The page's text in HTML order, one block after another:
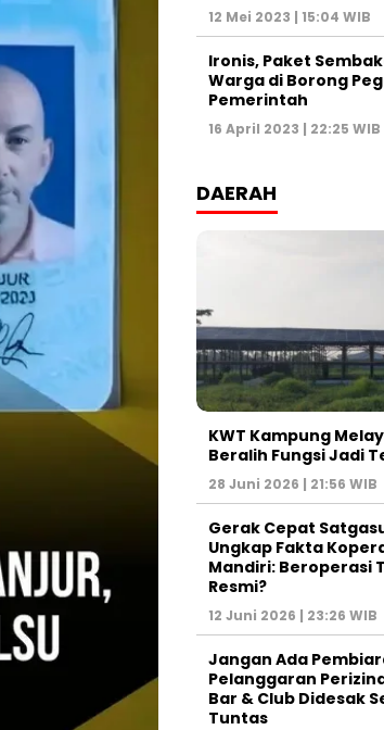
12 Mei 2023 | 15:04 WIB
Ironis, Paket
Warga di Borong
Pemerintah
16 April 2023 | 22:25 WIB
DAERAH
KWT Kampung
Beralih Fungsi Jadi
28 Juni 2026 | 21:56 WIB
Gerak Cepat
Ungkap Fakta
Mandiri: Beroperasi
Resmi?
12 Juni 2026 | 23:26 WIB
Jangan Ada
Pelanggaran
Bar & Club Didesak
Tuntas